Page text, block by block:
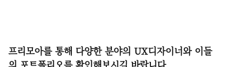
프리모아를 통해 다양한 분야의 UX디자이너와 이들